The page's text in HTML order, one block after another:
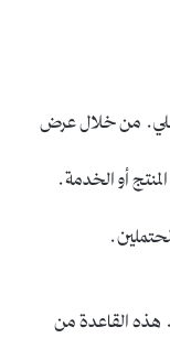
من خلال عرض
أو الخدمة.
هذه القاعدة من